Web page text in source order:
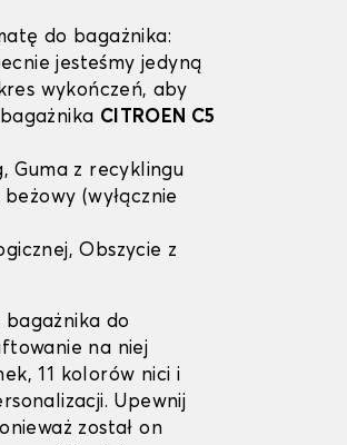
do bagażnika:
jesteśmy jedyną
wykończeń, aby
CITROEN C5
Guma z recyklingu
(wyłącznie
Obszycie z
do
na niej
11 kolorów nici i
Upewnij
został on